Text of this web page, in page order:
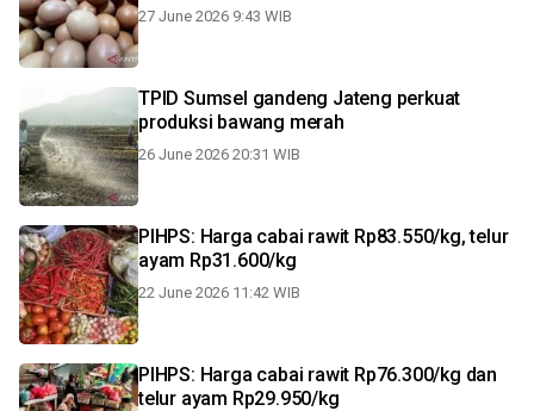
27 June 2026 9:43 WIB
TPID Sumsel gandeng Jateng perkuat
produksi bawang merah
26 June 2026 20:31 WIB
PIHPS: Harga cabai rawit Rp83.550/kg, telur
ayam Rp31.600/kg
22 June 2026 11:42 WIB
PIHPS: Harga cabai rawit Rp76.300/kg dan
telur ayam Rp29.950/kg